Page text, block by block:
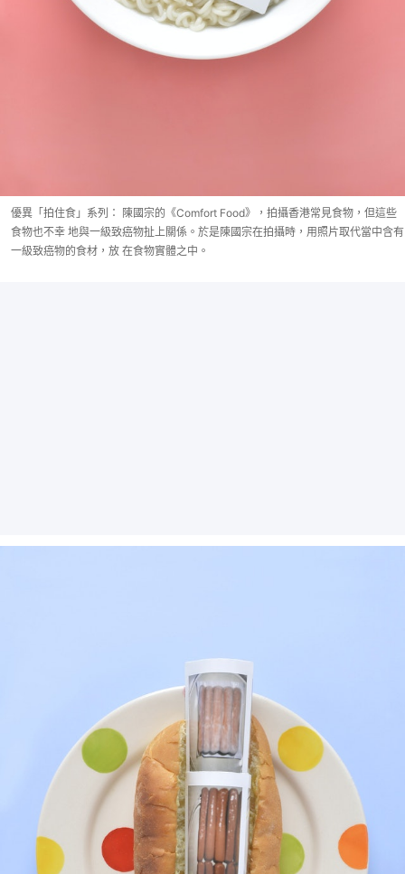
優異「拍住食」系列： 陳國宗的《Comfort Food》，拍攝香港常見食物，但這些
食物也不幸 地與一級致癌物扯上關係。於是陳國宗在拍攝時，用照片取代當中含有
一級致癌物的食材，放 在食物實體之中。